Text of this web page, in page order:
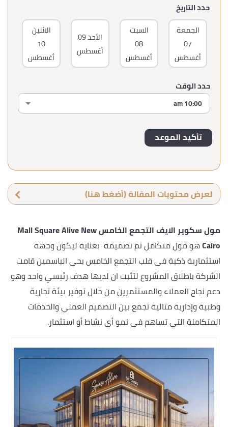
حدد التاريخ
الجمعة
07
أغسطس
السبت
08
أغسطس
الأحد09
أغسطس
الاثنين
10
أغسطس
حدد الوقت
لعرض محتويات المقالة (أضغط هنا)
مول سكوير الايف التجمع الخامس Mall Square Alive New
Cairoهو مول متكامل تم تصميمه بعناية ليكون وجهة
استثمارية ذكية في قلب التجمع الخامس بحي الياسمين قامت
الشركة باطلاق المشروع لتثبت ان لديها هدف رئيسي واحد وهو
دعم نجاح العملاء والمستثمرين من خلال توفير بيئة تجارية
وطبية وإدارية مثالية تجمع بين التصميم العملي والخدمات
المتكاملة التي تساهم في نمو أي نشاط أو استثمار.